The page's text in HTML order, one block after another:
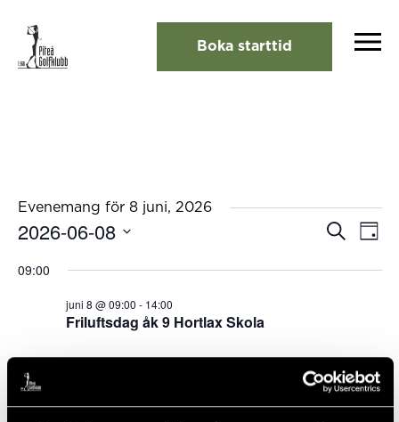
Boka starttid
Evenemang för 8 juni, 2026
Search
Sök
Dag
2026-06-08
datum.
09:00
Friluftsdag åk 9 Hortlax Skola
juni 8 @ 09:00 - 14:00
Nästa dag